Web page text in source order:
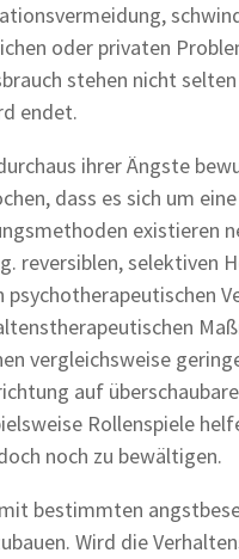
oder privaten
stehen nicht
endet.
ihrer Ängste
dass es sich um
existieren
reversiblen, selektiven
psychotherapeutischen
vergleichsweise
auf
Rollenspiele
noch zu bewältigen.
bestimmten
Wird die